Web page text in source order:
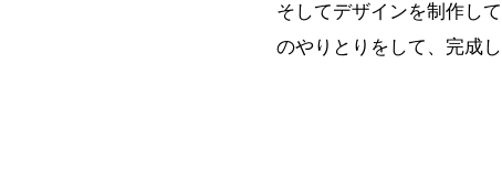
そしてデザインを制作し
のやりとりをして、完成